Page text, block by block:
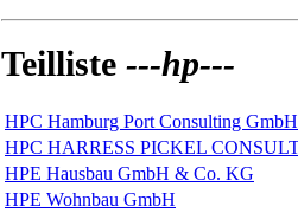
Teilliste ---hp---
HPC Hamburg Port Consulting GmbH
HPC HARRESS PICKEL
HPE Hausbau GmbH & Co. KG
HPE Wohnbau GmbH